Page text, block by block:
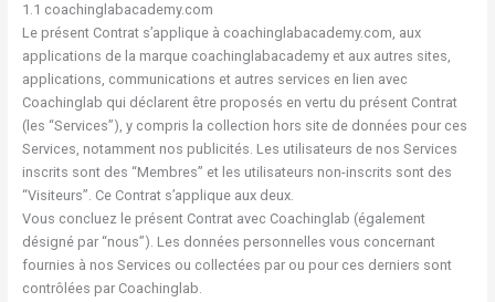
1.1 coachinglabacademy.com
Le présent Contrat s’applique à coachinglabacademy.com, aux
applications de la marque coachinglabacademy et aux autres sites,
applications, communications et autres services en lien avec
Coachinglab qui déclarent être proposés en vertu du présent Contrat
(les “Services”), y compris la collection hors site de données pour ces
Services, notamment nos publicités. Les utilisateurs de nos Services
inscrits sont des “Membres” et les utilisateurs non-inscrits sont des
“Visiteurs”. Ce Contrat s’applique aux deux.
Vous concluez le présent Contrat avec Coachinglab (également
désigné par “nous”). Les données personnelles vous concernant
fournies à nos Services ou collectées par ou pour ces derniers sont
contrôlées par Coachinglab.